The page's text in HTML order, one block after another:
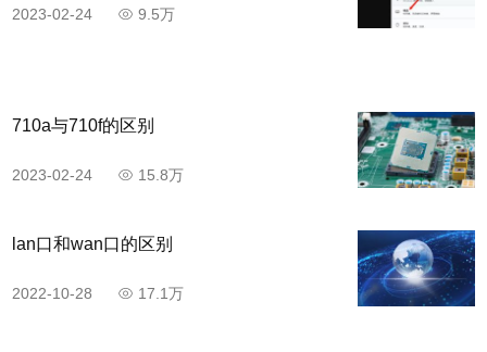
2023-02-24 9.5万
710a与710f的区别
2023-02-24 15.8万
lan口和wan口的区别
2022-10-28 17.1万